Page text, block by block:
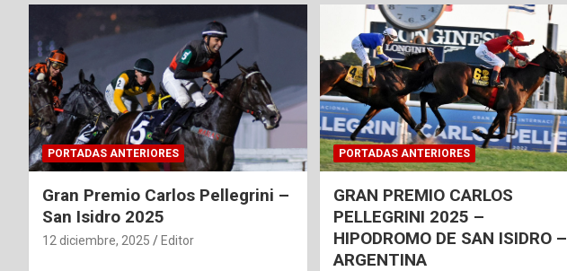
PORTADAS ANTERIORES
Gran Premio Carlos Pellegrini –
San Isidro 2025
12 diciembre, 2025 Editor
PORTADAS ANTERIORES
GRAN PREMIO CARLOS
PELLEGRINI 2025 –
HIPODROMO DE SAN ISIDRO –
ARGENTINA